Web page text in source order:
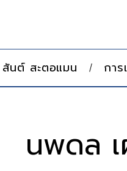
สันต์ สะตอแมน การ
นพดล เ